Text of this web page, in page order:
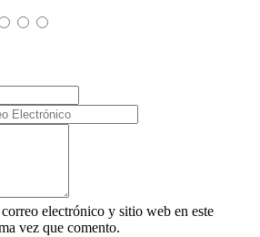
electrónico y sitio web en este
vez que comento.